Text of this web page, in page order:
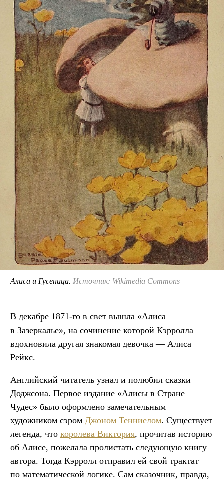
Алиса и Гусеница. Источник: Wikimedia Commons
В декабре 1871-го в свет вышла «Алиса
в Зазеркалье», на сочинение которой Кэрролла
вдохновила другая знакомая девочка — Алиса
Рейкс.
Английский читатель узнал и полюбил сказки
Доджсона. Первое издание «Алисы в Стране
Чудес» было оформлено замечательным
художником сэром Джоном Тенниелом. Существует
легенда, что королева Виктория, прочитав историю
об Алисе, пожелала пролистать следующую книгу
автора. Тогда Кэрролл отправил ей свой трактат
по математической логике. Сам сказочник, правда,